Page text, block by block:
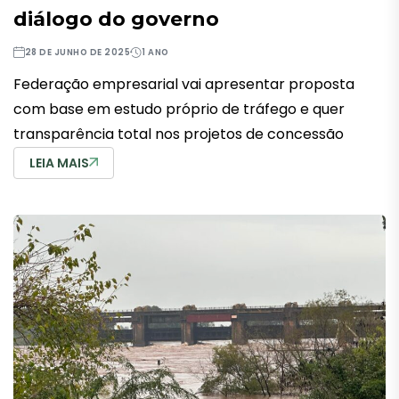
diálogo do governo
28 DE JUNHO DE 2025 1 ANO
Federação empresarial vai apresentar proposta
com base em estudo próprio de tráfego e quer
transparência total nos projetos de concessão
LEIA MAIS